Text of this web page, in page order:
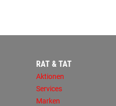
RAT & TAT
Aktionen
Services
Marken